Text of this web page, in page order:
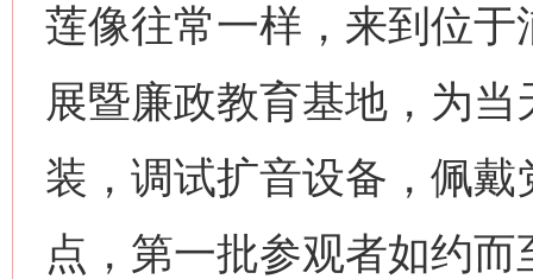
莲像往常一样，来到位
展暨廉政教育基地，为
装，调试扩音设备，佩
点，第一批参观者如约而